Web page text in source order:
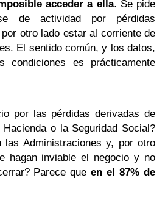
acceder a ella. Se pide
de actividad por pérdidas
otro lado estar al corriente de
El sentido común, y los datos,
condiciones es prácticamente
por las pérdidas derivadas de
o la Seguridad Social?
Administraciones y, por otro
hagan inviable el negocio y no
Parece que en el 87% de